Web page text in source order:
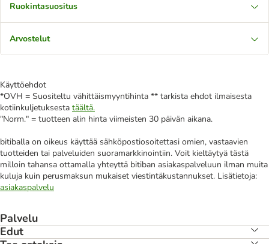
Ruokintasuositus
Arvostelut
Käyttöehdot
*OVH = Suositeltu vähittäismyyntihinta ** tarkista ehdot ilmaisesta
kotiinkuljetuksesta täältä.
"Norm." = tuotteen alin hinta viimeisten 30 päivän aikana.
bitiballa on oikeus käyttää sähköpostiosoitettasi omien, vastaavien
tuotteiden tai palveluiden suoramarkkinointiin. Voit kieltäytyä tästä
milloin tahansa ottamalla yhteyttä bitiban asiakaspalveluun ilman muita
kuluja kuin perusmaksun mukaiset viestintäkustannukset. Lisätietoja:
asiakaspalvelu
Palvelu
Edut